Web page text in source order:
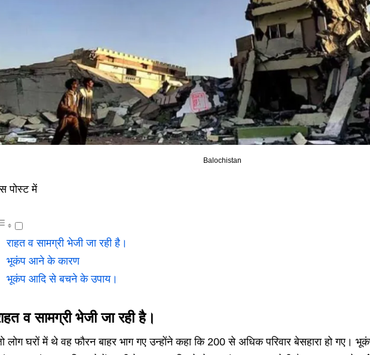
Balochistan
पोस्ट में
राहत व सामग्री भेजी जा रही है।
भूकंप आने के कारण
भूकंप आदि से बचने के उपाय।
व सामग्री भेजी जा रही है।
लोग घरों में थे वह फौरन बाहर भाग गए उन्होंने कहा कि 200 से अधिक परिवार बेसहारा हो गए।